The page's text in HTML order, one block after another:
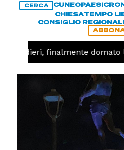
CERCA CUNEOPAESI
CHIESATEMPO
CONSIGLIO
Valdieri, finalmente domato